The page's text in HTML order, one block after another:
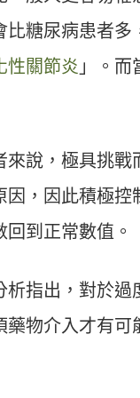
比糖尿病患者多
性關節炎 」。而
來說，極具挑戰
因，因此積極控
到正常數值。
析指出，對於過
藥物介入才有可